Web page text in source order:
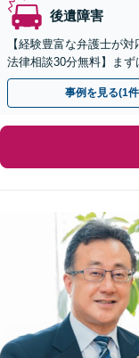
後遺障害
【経験豊富な弁護士が
法律相談30分無料】まず
事例を見る(1